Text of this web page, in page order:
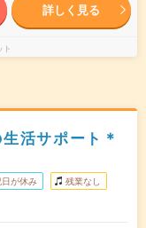
詳しく見る
ト
活サポート＊
日が休み 残業なし